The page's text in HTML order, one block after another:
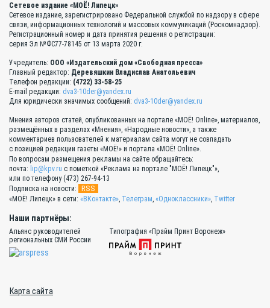
Сетевое издание «МОЁ! Липецк»
Сетевое издание, зарегистрировано Федеральной службой по надзору в сфере
связи, информационных технологий и массовых коммуникаций (Роскомнадзор).
Регистрационный номер и дата принятия решения о регистрации:
серия Эл №ФС77-78145 от 13 марта 2020 г.
Учредитель: ООО «Издательский дом «Свободная пресса»
Главный редактор: Деревяшкин Владислав Анатольевич
Телефон редакции: (4722) 33-58-25
E-mail редакции: dva3-10der@yandex.ru
Для юридически значимых сообщений: dva3-10der@yandex.ru
Мнения авторов статей, опубликованных на портале «МОЁ! Online», материалов,
размещённых в разделах «Мнения», «Народные новости», а также
комментариев пользователей к материалам сайта могут не совпадать
с позицией редакции газеты «МОЁ!» и портала «МОЁ! Online».
По вопросам размещения рекламы на сайте обращайтесь:
почта: lip@kpv.ru с пометкой «Реклама на портале "МОЁ! Липецк"»,
или по телефону (473) 267-94-13
Подписка на новости:
RSS
«МОЁ! Липецк» в сети: «ВКонтакте» Телеграм «Одноклассники» Twitter
Наши партнёры:
Альянс руководителей
региональных СМИ России
Типография «Прайм Принт Воронеж»
Карта сайта